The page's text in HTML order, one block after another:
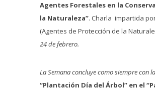
Agentes Forestales en la
la Naturaleza”. Charla impartida
(Agentes de Protección de la
24 de febrero.
La Semana concluye como siempre con la
“Plantación Día del Árbol” en el